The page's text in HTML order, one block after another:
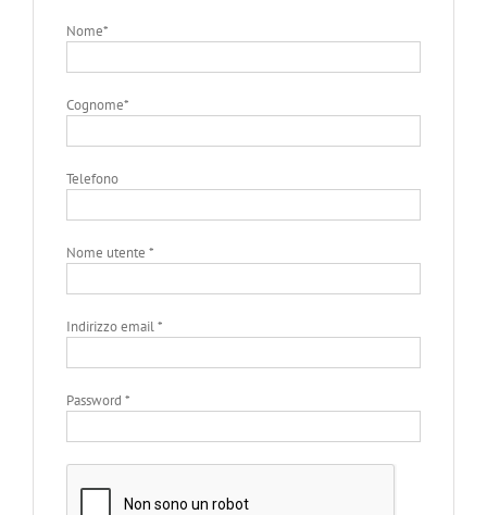
Nome*
Cognome*
Telefono
Nome utente *
Indirizzo email*
Password *